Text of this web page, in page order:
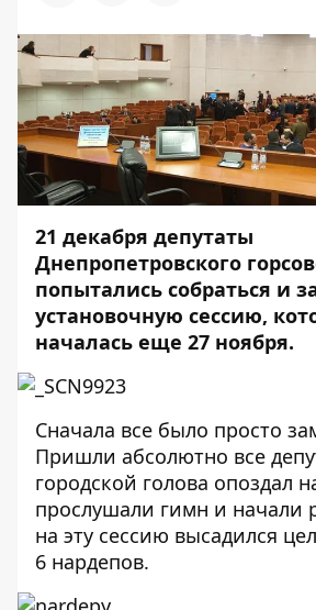
21 декабря депутаты
Днепропетровского
попытались собраться и
установочную сессию,
началась еще 27 ноября.
Сначала все было просто
Пришли абсолютно все
городской голова опоздал
прослушали гимн и начали
на эту сессию высадился
6 нардепов.